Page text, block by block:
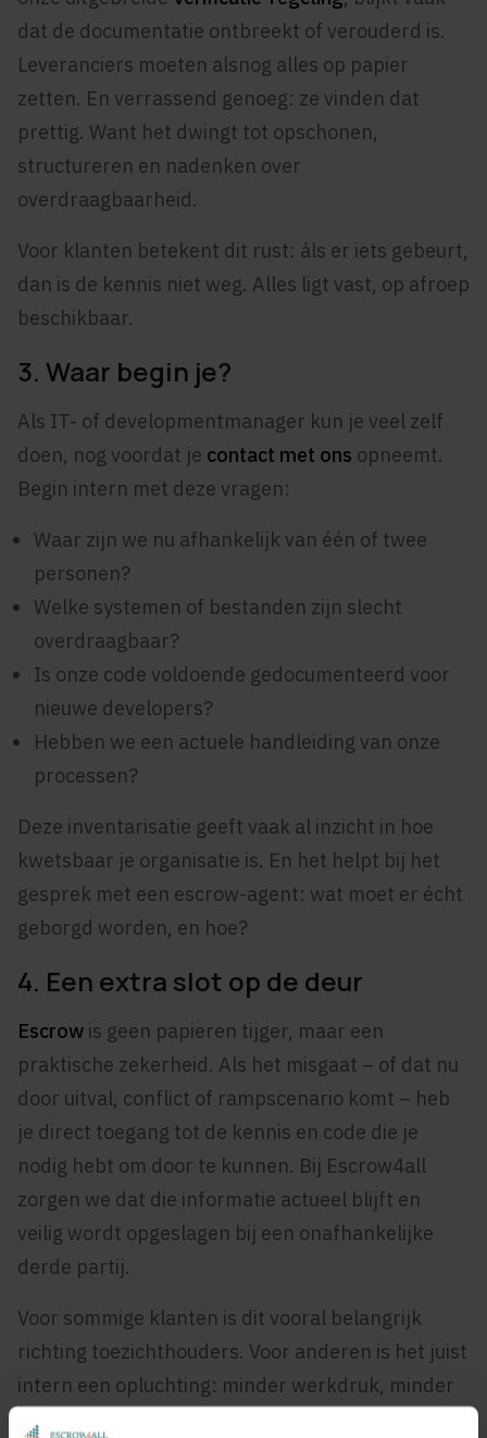
dat de documentatie ontbreekt of verouderd is.
Leveranciers moeten alsnog alles op papier
zetten. En verrassend genoeg: ze vinden dat
prettig. Want het dwingt tot opschonen,
structureren en nadenken over
overdraagbaarheid.
Voor klanten betekent dit rust: áls er iets gebeurt,
dan is de kennis niet weg. Alles ligt vast, op afroep
beschikbaar.
3. Waar begin je?
Als IT- of developmentmanager kun je veel zelf
doen, nog voordat je contact met ons opneemt.
Begin intern met deze vragen:
Waar zijn we nu afhankelijk van één of twee
personen?
Welke systemen of bestanden zijn slecht
overdraagbaar?
Is onze code voldoende gedocumenteerd voor
nieuwe developers?
Hebben we een actuele handleiding van onze
processen?
Deze inventarisatie geeft vaak al inzicht in hoe
kwetsbaar je organisatie is. En het helpt bij het
gesprek met een escrow-agent: wat moet er écht
geborgd worden, en hoe?
4. Een extra slot op de deur
Escrow is geen papieren tijger, maar een
praktische zekerheid. Als het misgaat – of dat nu
door uitval, conflict of rampscenario komt – heb
je direct toegang tot de kennis en code die je
nodig hebt om door te kunnen. Bij Escrow4all
zorgen we dat die informatie actueel blijft en
veilig wordt opgeslagen bij een onafhankelijke
derde partij.
Voor sommige klanten is dit vooral belangrijk
richting toezichthouders. Voor anderen is het juist
intern een opluchting: minder werkdruk, minder
afhankelijkheid, en de zekerheid dat je altijd door